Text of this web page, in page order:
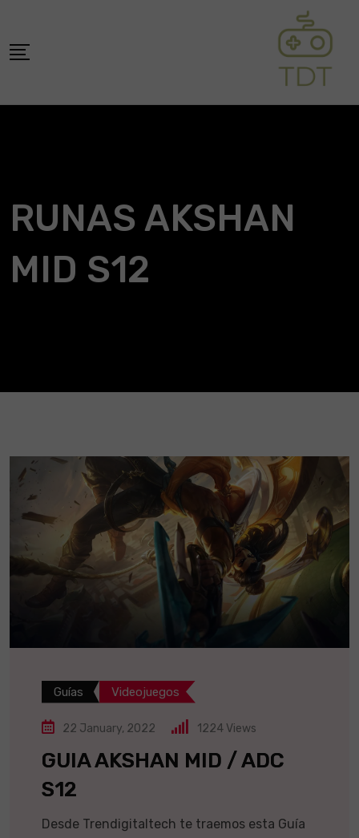
content
RUNAS AKSHAN
MID S12
Guías Videojuegos
22 January, 2022 1224 Views
GUIA AKSHAN MID / ADC
S12
Desde Trendigitaltech te traemos esta Guía